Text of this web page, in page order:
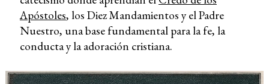
Apóstoles, los Diez Mandamientos y el Padre
Nuestro, una base fundamental para la fe, la
conducta y la adoración cristiana.